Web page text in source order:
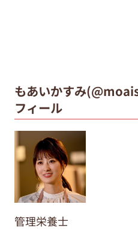
もあいかすみ
フィール
管理栄養士